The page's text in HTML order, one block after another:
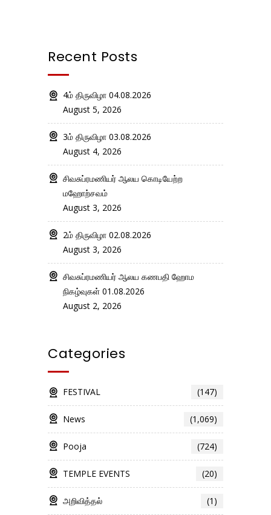
Recent Posts
4ம் திருவிழா 04.08.2026
August 5, 2026
3ம் திருவிழா 03.08.2026
August 4, 2026
சிவசுப்ரமணியர் ஆலய கொடியேற்ற
மஹோற்சவம்
August 3, 2026
2ம் திருவிழா 02.08.2026
August 3, 2026
சிவசுப்ரமணியர் ஆலய கணபதி ஹோம
நிகழ்வுகள் 01.08.2026
August 2, 2026
Categories
FESTIVAL (147)
News (1,069)
Pooja (724)
TEMPLE EVENTS (20)
அறிவித்தல் (1)